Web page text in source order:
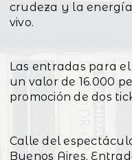
crudeza y la
vivo.
Las entradas para
un valor de 16.000
promoción de dos
Calle del
Buenos Aires.